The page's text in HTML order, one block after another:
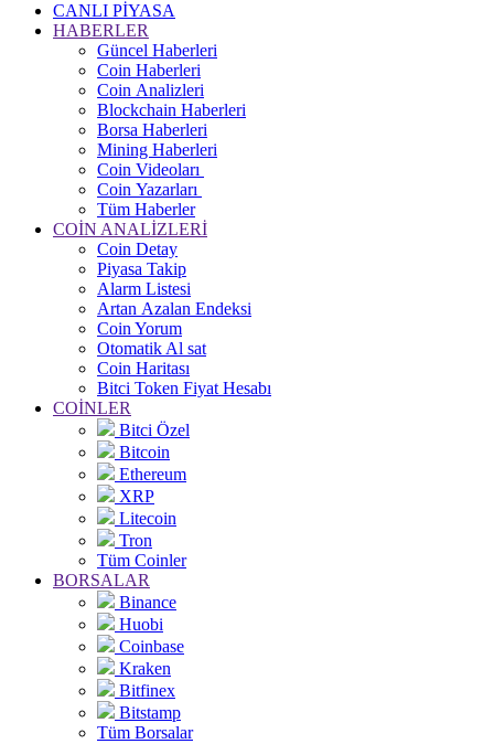
CANLI PİYASA
HABERLER
Güncel Haberleri
Coin Haberleri
Coin Analizleri
Blockchain Haberleri
Borsa Haberleri
Mining Haberleri
Coin Videoları
Coin Yazarları
Tüm Haberler
COİN ANALİZLERİ
Coin Detay
Piyasa Takip
Alarm Listesi
Artan Azalan Endeksi
Coin Yorum
Otomatik Al sat
Coin Haritası
Bitci Token Fiyat Hesabı
COİNLER
Bitci Özel
Bitcoin
Ethereum
XRP
Litecoin
Tron
Tüm Coinler
BORSALAR
Binance
Huobi
Coinbase
Kraken
Bitfinex
Bitstamp
Tüm Borsalar